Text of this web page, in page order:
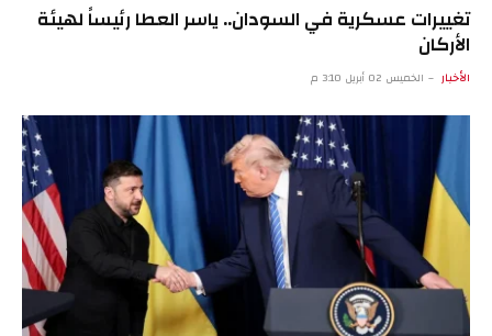
تغييرات عسكرية في السودان.. ياسر العطا رئيساً لهيئة
الأركان
الأخبار الخميس 02 أبريل 3:10 م